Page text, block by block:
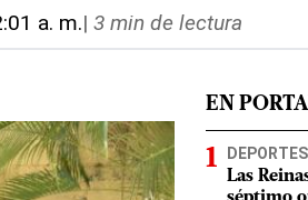
a. m.| 3 min de lectura
EN
DEPORTES
Las